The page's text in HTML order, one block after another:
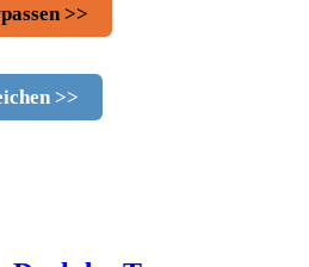
>>
>>